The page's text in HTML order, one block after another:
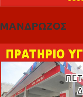
ΜΑΝΔΡΩΖΟΣ